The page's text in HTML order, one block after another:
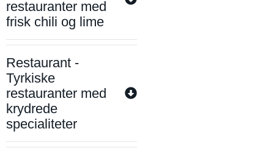
restauranter med
frisk chili og lime
Restaurant -
Tyrkiske
restauranter med
krydrede
specialiteter